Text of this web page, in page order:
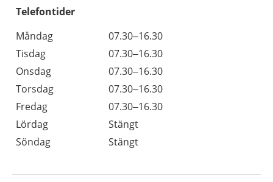
Telefontider
Måndag
07.30–16.30
Tisdag
07.30–16.30
Onsdag
07.30–16.30
Torsdag
07.30–16.30
Fredag
07.30–16.30
Lördag
Stängt
Söndag
Stängt